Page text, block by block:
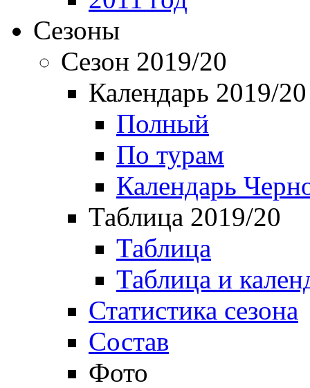
Сезоны
Сезон 2019/20
Календарь 2019/20
Полный
По турам
Календарь
Таблица 2019/20
Таблица
Таблица и
Статистика сезона
Состав
Фото